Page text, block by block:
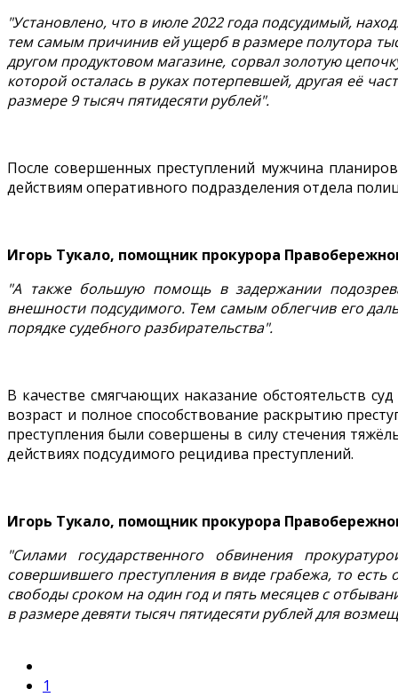
"Установлено, что в июле 2022 года подсудимый,
тем самым причинив ей ущерб в размере полутора
другом продуктовом магазине, сорвал золотую
которой осталась в руках потерпевшей, другая её
размере 9 тысяч пятидесяти рублей".
После совершенных преступлений мужчина
действиям оперативного подразделения отдела
Игорь Тукало, помощник прокурора
"А также большую помощь в задержании
внешности подсудимого. Тем самым облегчив его
порядке судебного разбирательства".
В качестве смягчающих наказание обстоятельств
возраст и полное способствование раскрытию
преступления были совершены в силу стечения
действиях подсудимого рецидива преступлений.
Игорь Тукало, помощник прокурора
"Силами государственного обвинения
совершившего преступления в виде грабежа, то
свободы сроком на один год и пять месяцев с
в размере девяти тысяч пятидесяти рублей для
1